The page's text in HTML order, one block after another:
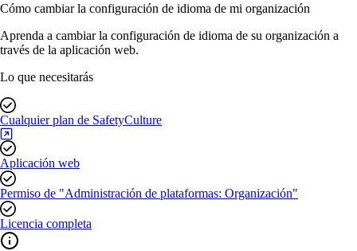
Cómo cambiar la configuración de idioma de mi organización
Aprenda a cambiar la configuración de idioma de su organización a
través de la aplicación web.
Lo que necesitarás
Cualquier plan de SafetyCulture
Aplicación web
Permiso de "Administración de plataformas: Organización"
Licencia completa